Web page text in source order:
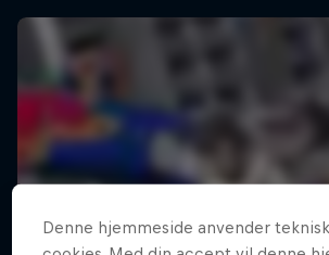
Denne hjemmeside anvender